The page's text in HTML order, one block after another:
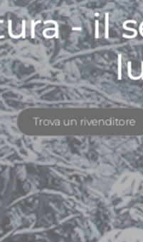
- il
Trova un rivenditore